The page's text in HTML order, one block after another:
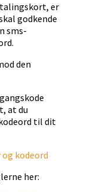
er
godkende
sms-
den
at du
til dit
kodeord
her: